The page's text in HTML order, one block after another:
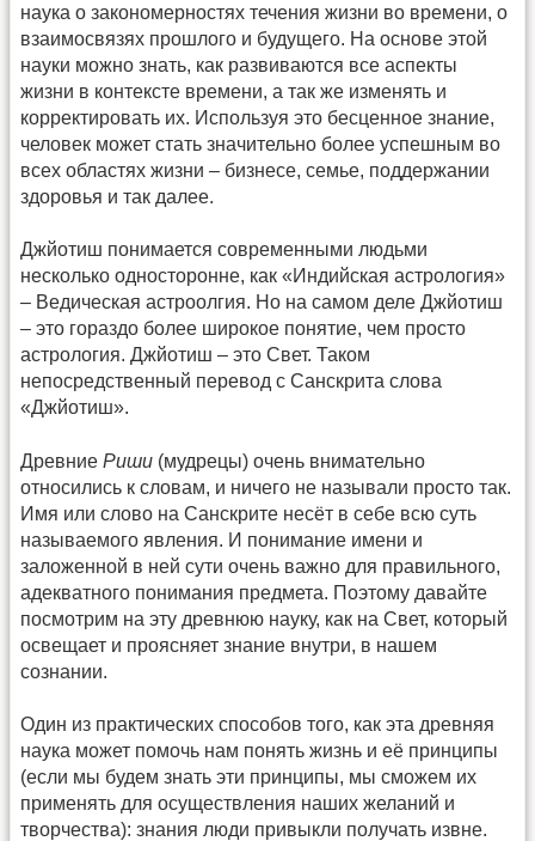
наука о закономерностях течения жизни во времени, о
взаимосвязях прошлого и будущего. На основе этой
науки можно знать, как развиваются все аспекты
жизни в контексте времени, а так же изменять и
корректировать их. Используя это бесценное знание,
человек может стать значительно более успешным во
всех областях жизни – бизнесе, семье, поддержании
здоровья и так далее.
Джйотиш понимается современными людьми
несколько односторонне, как «Индийская астрология»
– Ведическая астроолгия. Но на самом деле Джйотиш
– это гораздо более широкое понятие, чем просто
астрология. Джйотиш – это Свет. Таком
непосредственный перевод с Санскрита слова
«Джйотиш».
Древние Риши (мудрецы) очень внимательно
относились к словам, и ничего не называли просто так.
Имя или слово на Санскрите несёт в себе всю суть
называемого явления. И понимание имени и
заложенной в ней сути очень важно для правильного,
адекватного понимания предмета. Поэтому давайте
посмотрим на эту древнюю науку, как на Свет, который
освещает и проясняет знание внутри, в нашем
сознании.
Один из практических способов того, как эта древняя
наука может помочь нам понять жизнь и её принципы
(если мы будем знать эти принципы, мы сможем их
применять для осуществления наших желаний и
творчества): знания люди привыкли получать извне.